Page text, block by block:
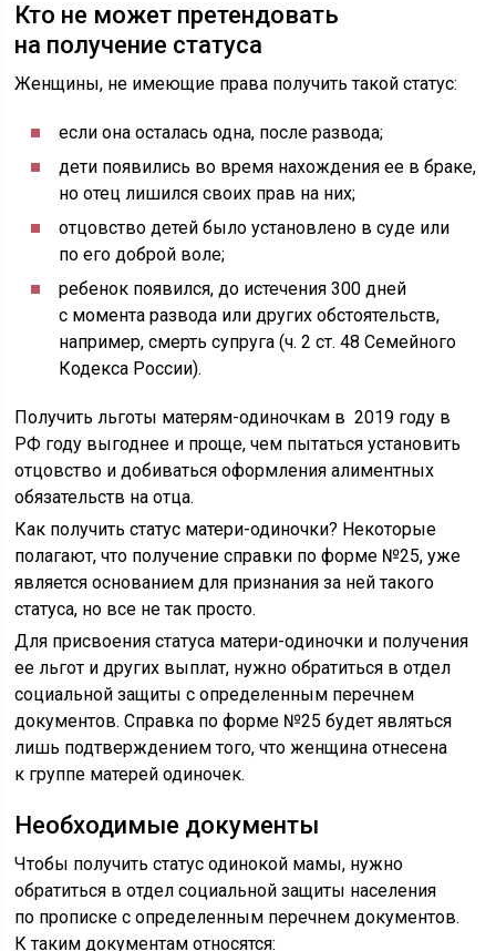
Кто не может претендовать
на получение статуса
Женщины, не имеющие права получить такой статус:
если она осталась одна, после развода;
дети появились во время нахождения ее в браке,
но отец лишился своих прав на них;
отцовство детей было установлено в суде или
по его доброй воле;
ребенок появился, до истечения 300 дней
с момента развода или других обстоятельств,
например, смерть супруга (ч. 2 ст. 48 Семейного
Кодекса России).
Получить льготы матерям-одиночкам в 2019 году в
РФ году выгоднее и проще, чем пытаться установить
отцовство и добиваться оформления алиментных
обязательств на отца.
Как получить статус матери-одиночки? Некоторые
полагают, что получение справки по форме №25, уже
является основанием для признания за ней такого
статуса, но все не так просто.
Для присвоения статуса матери-одиночки и получения
ее льгот и других выплат, нужно обратиться в отдел
социальной защиты с определенным перечнем
документов. Справка по форме №25 будет являться
лишь подтверждением того, что женщина отнесена
к группе матерей одиночек.
Необходимые документы
Чтобы получить статус одинокой мамы, нужно
обратиться в отдел социальной защиты населения
по прописке с определенным перечнем документов.
К таким документам относятся: